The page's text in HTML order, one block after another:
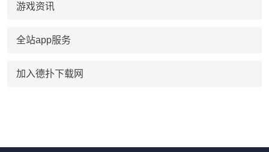
游戏资讯
全站app服务
加入德扑下载网